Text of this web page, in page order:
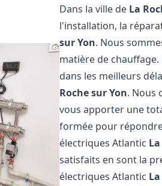
Dans la ville de La
l'installation, la
sur Yon. Nous
matière de
dans les meilleurs
Roche sur Yon. Nous
vous apporter une
formée pour
électriques Atlantic
satisfaits en sont la
électriques Atlantic